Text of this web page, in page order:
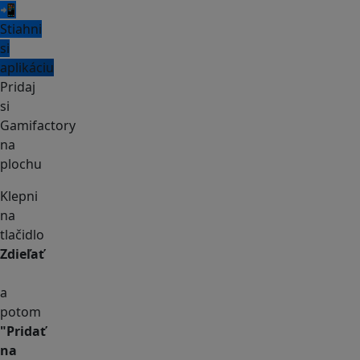
📲
Stiahni
si
aplikáciu
Pridaj
si
Gamifactory
na
plochu
Klepni
na
tlačidlo
Zdieľať
a
potom
"Pridať
na